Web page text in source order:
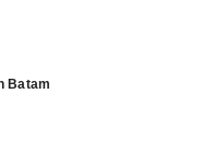
Batam